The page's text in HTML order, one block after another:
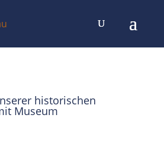
historischen
Museum